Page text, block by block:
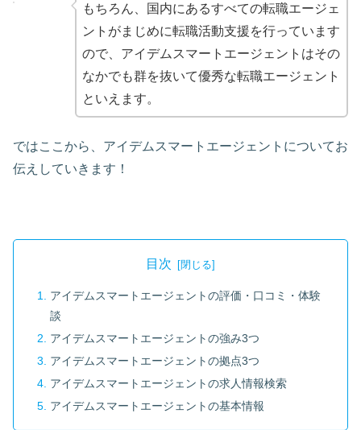
もちろん、国内にあるすべての転職エージェ
ントがまじめに転職活動支援を行っています
ので、アイデムスマートエージェントはその
なかでも群を抜いて優秀な転職エージェント
といえます。
ではここから、アイデムスマートエージェントについてお
伝えしていきます！
目次
アイデムスマートエージェントの評価・口コミ・体験
談
アイデムスマートエージェントの強み3つ
アイデムスマートエージェントの拠点3つ
アイデムスマートエージェントの求人情報検索
アイデムスマートエージェントの基本情報